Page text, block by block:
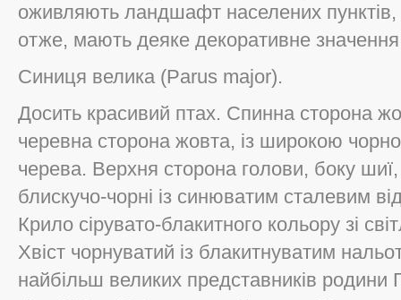
оживляють ландшафт населених пунктів,
отже, мають деяке декоративне
Синиця велика (Parus major).
Досить красивий птах. Спинна сторона
черевна сторона жовта, із широкою
черева. Верхня сторона голови, боку
блискучо-чорні із синюватим сталевим
Крило сірувато-блакитного кольору зі
Хвіст чорнуватий із блакитнуватим
найбільш великих представників родини